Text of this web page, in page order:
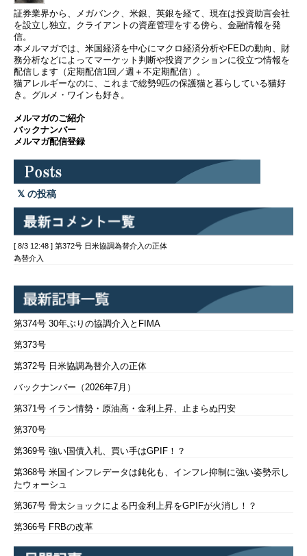
証券業界から、メガバンク、米銀、英銀を経て、現在は投資助言会社
を設立し独立。クライアントの資産管理をする傍ら、金融情報を発
信。
本メルマガでは、米国経済を中心にマクロ経済分析やFEDの動向、財
務分析などによってマーケット判断や投資アクションに役立つ情報を
配信します（定期配信1回／週＋不定期配信）。
猫アレルギーなのに、これまで総勢9匹の保護猫と暮らしている猫好
き。グルメ・ワインも好き。
メルマガのご紹介
バックナンバー
メルマガ配信登録
の投稿
[ 8/3 12:48 ] 第372号 日米協調為替介入の正体
為替介入
第374号 30年ぶりの協調介入とFIMA
第373号
第372号 日米協調為替介入の正体
バックナンバー（2026年7月）
第371号 イラン情勢・原油高・金利上昇、止まらぬ円安
第370号
第369号 強い国債入札、買い手はGPIF！？
第368号 米国インフレデータは鈍化も、インフレ抑制に強い姿勢示し
たウォーシュ
第367号 骨太ショックによる円金利上昇をGPIFが火消し！？
第366号 FRBの改革